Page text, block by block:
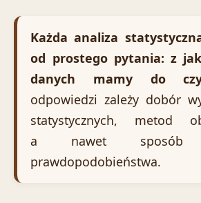
Każda analiza
od prostego pytania: z
danych mamy do
odpowiedzi zależy dobór
statystycznych, metod
a nawet sposób
prawdopodobieństwa.